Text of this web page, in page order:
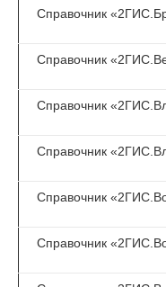
Справочник
Справочник
Справочник
Справочник
Справочник
Справочник